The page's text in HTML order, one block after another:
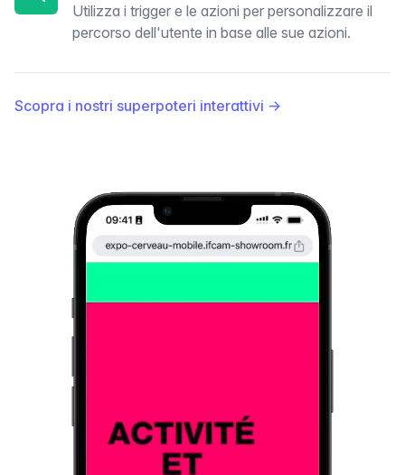
Utilizza i trigger e le azioni per personalizzare il
percorso dell'utente in base alle sue azioni.
Scopra i nostri superpoteri interattivi →